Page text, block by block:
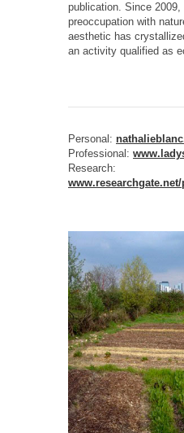
publication. Since
preoccupation with
aesthetic has
an activity qualified as
Personal:
Professional:
Research: